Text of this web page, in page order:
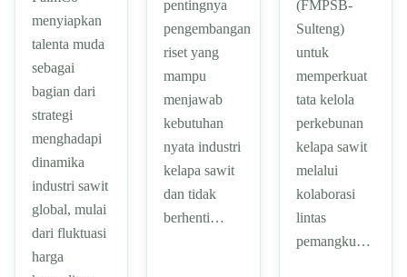
menyiapkan
talenta muda
sebagai
bagian dari
strategi
menghadapi
dinamika
industri sawit
global, mulai
dari fluktuasi
harga
pentingnya
pengembangan
riset yang
mampu
menjawab
kebutuhan
nyata industri
kelapa sawit
dan tidak
berhenti…
(FMPSB-
Sulteng)
untuk
memperkuat
tata kelola
perkebunan
kelapa sawit
melalui
kolaborasi
lintas
pemangku…